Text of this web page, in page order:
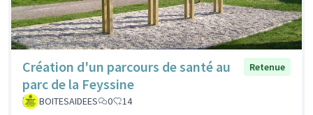
Création d'un parcours de santé au
parc de la Feyssine
Retenue
BOITESAIDEES 0 14